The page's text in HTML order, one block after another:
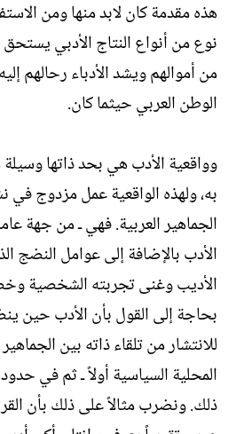
هذه مقدمة كان لابد منها ومن
نوع من أنواع النتاج الأدبي
من أموالهم ويشد الأدباء رحالهم
الوطن العربي حيثما كان.‏
وواقعية الأدب هي بحد ذاتها
به، ولهذه الواقعية عمل مزدوج في
الجماهير العربية. فهي ـ من جهة
الأدب بالإضافة إلى عوامل النضج
الأديب وغنى تجربته الشخصية
بحاجة إلى القول بأن الأدب حين
للانتشار من تلقاء ذاته بين
المحلية السياسية أولاً ـ ثم في
ذلك. ونضرب مثالاً على ذلك بأن